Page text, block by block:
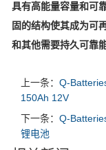
具有高能量容量和可
固的结构使其成为可
和其他需要持久可靠
上一条： Q-
150Ah 12V
下一条： Q-
锂电池